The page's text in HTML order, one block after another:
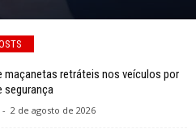
maçanetas retráteis nos veículos por
segurança
- 2 de agosto de 2026